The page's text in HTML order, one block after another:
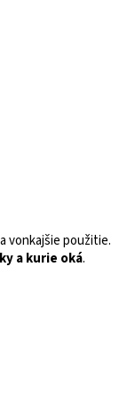
vonkajšie použitie.
a kurie oká.